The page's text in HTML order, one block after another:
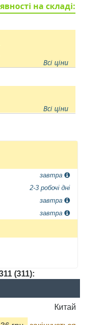
на складі:
Всі ціни
Всі ціни
завтра
2-3 робочі дні
завтра
завтра
(311):
Китай